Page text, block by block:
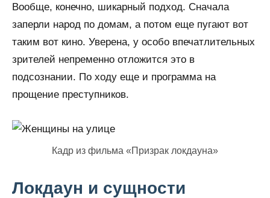
Вообще, конечно, шикарный подход. Сначала
заперли народ по домам, а потом еще пугают вот
таким вот кино. Уверена, у особо впечатлительных
зрителей непременно отложится это в
подсознании. По ходу еще и программа на
прощение преступников.
Кадр из фильма «Призрак локдауна»
Локдаун и сущности